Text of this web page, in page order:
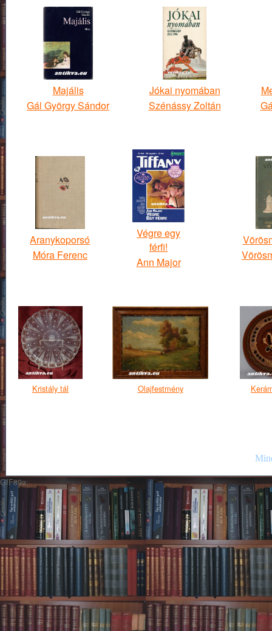
Majális
Gál György Sándor
Jókai nyomában
Szénássy Zoltán
Aranykoporsó
Móra Ferenc
Végre egy
férfi!
Ann Major
Kristály tál Olajfestmény
GIF89a;